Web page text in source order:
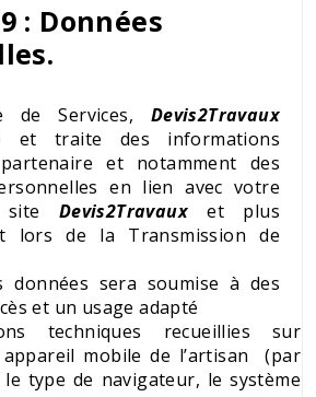
: Données
.
de Services, Devis2Travaux
et traite des informations
et notamment des
en lien avec votre
site Devis2Travauxet plus
lors de la Transmission de
données sera soumise à des
et un usage adapté
techniques recueillies sur
mobile de l’artisan (par
le type de navigateur, le système